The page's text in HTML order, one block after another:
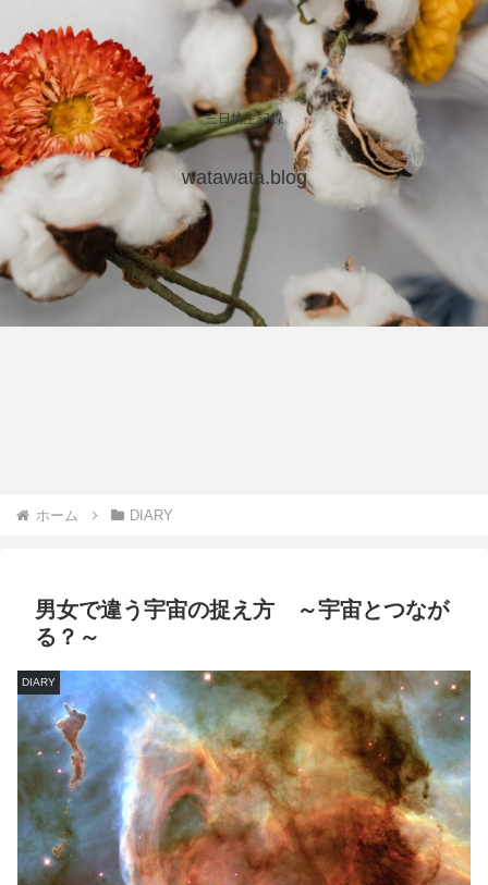
三日坊主記録
watawata.blog
ホーム DIARY
男女で違う宇宙の捉え方 ～宇宙とつなが
る？～
DIARY